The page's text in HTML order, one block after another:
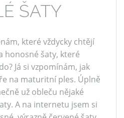
ŠATY
které vždycky chtějí
honosné šaty, které
Já si vzpomínám, jak
na maturitní ples. Úplně
už obleču nějaké
A na internetu jsem si